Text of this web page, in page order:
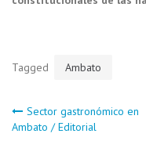
Tagged Ambato
Sector gastronómico en
Ambato / Editorial